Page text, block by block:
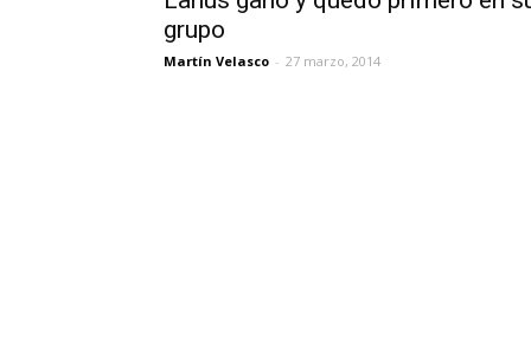
grupo
Martín Velasco - 27 marzo, 2014